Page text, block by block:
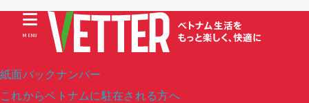
紙面バックナンバー
これからベトナムに駐在される方へ
MENU